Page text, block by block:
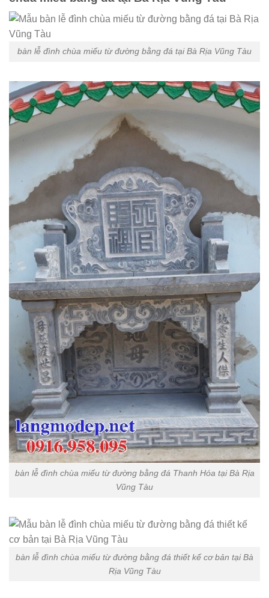
bàn lễ đình chùa miếu từ đường bằng đá tại Bà Rịa Vũng Tàu
bàn lễ đình chùa miếu từ đường bằng đá Thanh Hóa tại Bà Rịa
Vũng Tàu
bàn lễ đình chùa miếu từ đường bằng đá thiết kế cơ bản tại Bà
Rịa Vũng Tàu